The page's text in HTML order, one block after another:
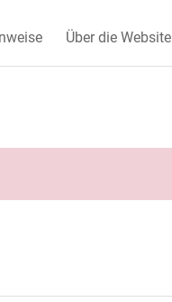
Über die Website